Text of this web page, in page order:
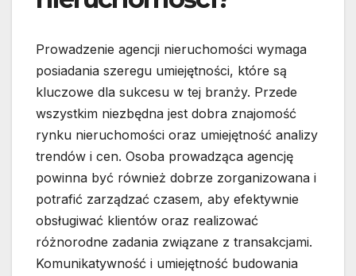
Prowadzenie agencji nieruchomości wymaga
posiadania szeregu umiejętności, które są
kluczowe dla sukcesu w tej branży. Przede
wszystkim niezbędna jest dobra znajomość
rynku nieruchomości oraz umiejętność analizy
trendów i cen. Osoba prowadząca agencję
powinna być również dobrze zorganizowana i
potrafić zarządzać czasem, aby efektywnie
obsługiwać klientów oraz realizować
różnorodne zadania związane z transakcjami.
Komunikatywność i umiejętność budowania